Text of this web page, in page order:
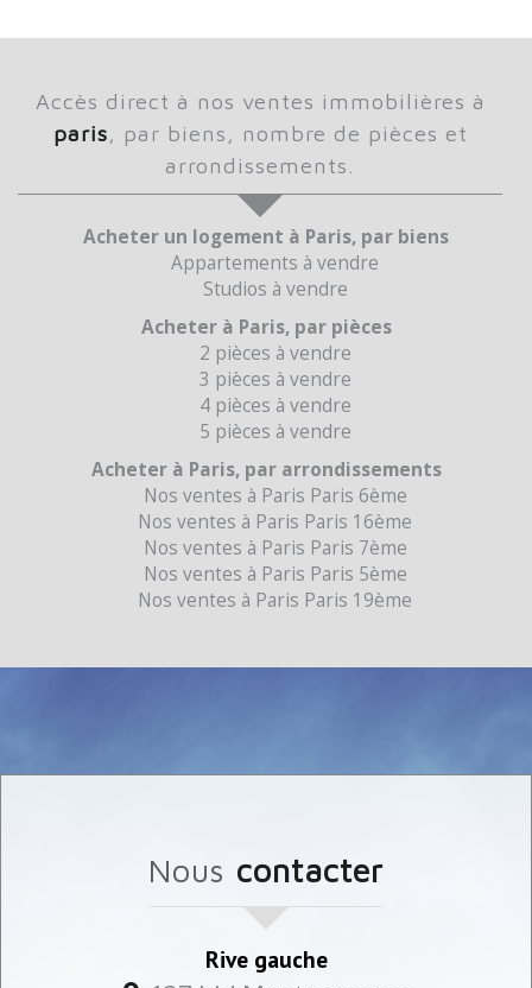
accès direct à nos ventes immobilières à
paris, par biens, nombre de pièces et
arrondissements.
Acheter un logement à Paris, par biens
Appartements à vendre
Studios à vendre
Acheter à Paris, par pièces
2 pièces à vendre
3 pièces à vendre
4 pièces à vendre
5 pièces à vendre
Acheter à Paris, par arrondissements
Nos ventes à Paris Paris 6ème
Nos ventes à Paris Paris 16ème
Nos ventes à Paris Paris 7ème
Nos ventes à Paris Paris 5ème
Nos ventes à Paris Paris 19ème
nous contacter
Rive gauche